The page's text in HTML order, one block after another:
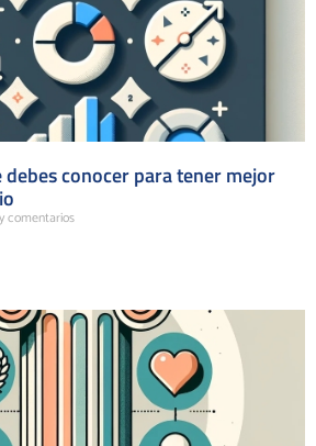
debes conocer para tener mejor
comentarios